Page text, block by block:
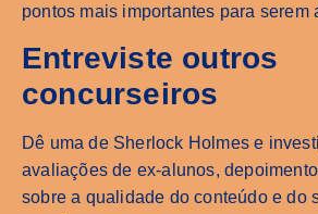
pontos mais importantes para serem
Entreviste outros
concurseiros
Dê uma de Sherlock Holmes e
avaliações de ex-alunos,
sobre a qualidade do conteúdo e do